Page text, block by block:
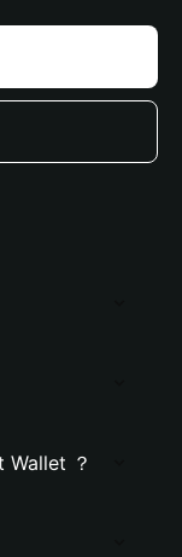
Wallet ？